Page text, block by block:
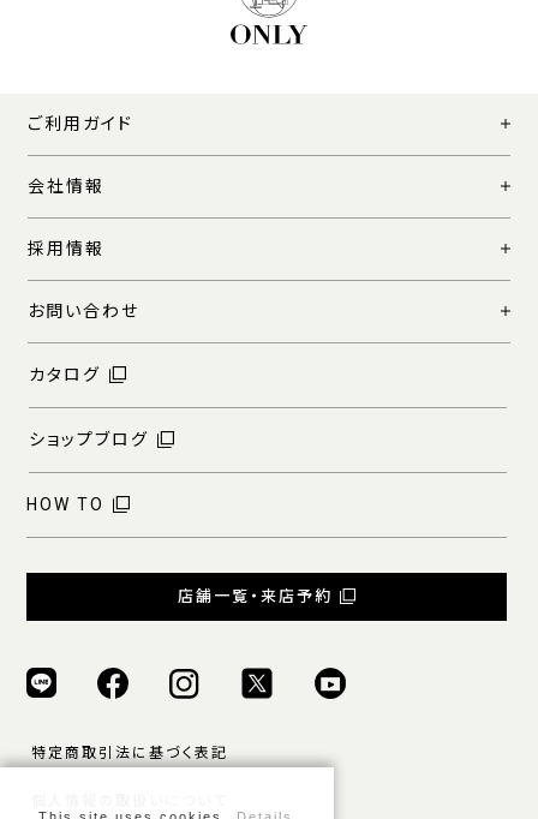
ご利用ガイド
会社情報
採用情報
お問い合わせ
カタログ
ショップブログ
HOW TO
店舗一覧・来店予約
特定商取引法に基づく表記